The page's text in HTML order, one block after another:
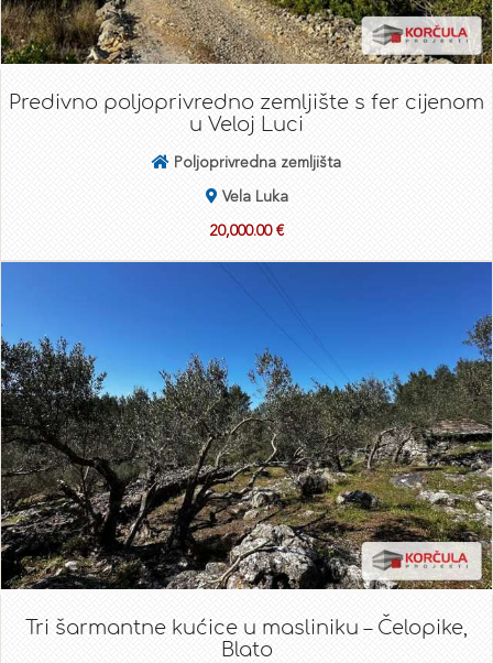
Predivno poljoprivredno zemljište s fer cijenom
u Veloj Luci
Poljoprivredna zemljišta
Vela Luka
20,000.00 €
Tri šarmantne kućice u masliniku – Čelopike,
Blato